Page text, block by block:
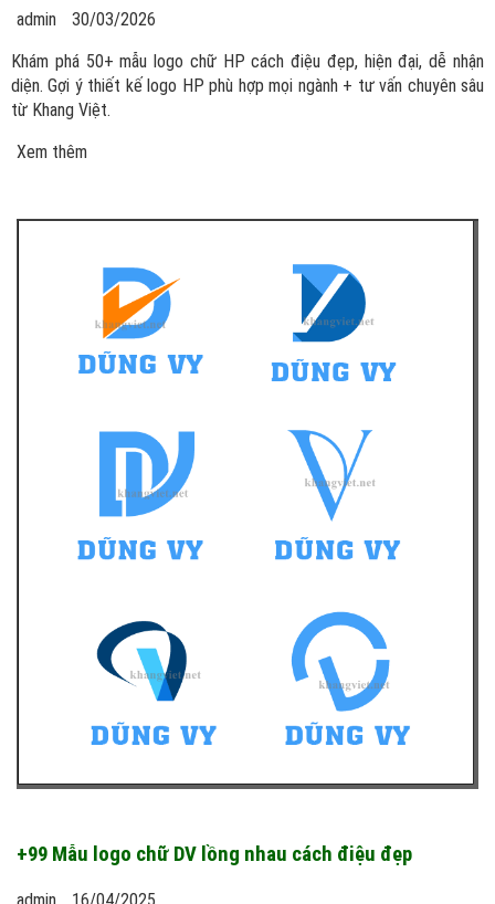
admin
30/03/2026
Khám phá 50+ mẫu logo chữ HP cách điệu đẹp, hiện đại, dễ nhận
diện. Gợi ý thiết kế logo HP phù hợp mọi ngành + tư vấn chuyên sâu
từ Khang Việt.
Xem thêm
+99 Mẫu logo chữ DV lồng nhau cách điệu đẹp